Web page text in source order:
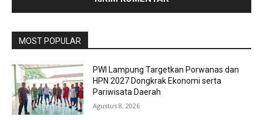
MOST POPULAR
PWI Lampung Targetkan Porwanas dan
HPN 2027 Dongkrak Ekonomi serta
Pariwisata Daerah
Agustus 8, 2026